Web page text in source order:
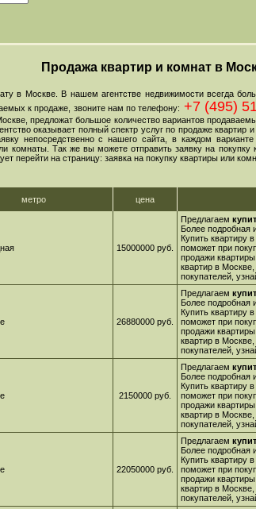
Продажа квартир и комнат в
в Москве. В нашем агентстве недвижимости всегда
к продаже, звоните нам по телефону: +7 (495)
предложат большое количество вариантов
оказывает полный спектр услуг по продаже
непосредственно с нашего сайта, в каждом
комнаты. Так же вы можете отправить заявку на
перейти на страницу: заявка на покупку квартиры или
метро цена
15000000 руб.
Предлагаем
Более подробная
Купить квартиру
поможет при
продажи
квартир в
покупателей,
26880000 руб.
Предлагаем
Более подробная
Купить квартиру
поможет при
продажи
квартир в
покупателей,
2150000 руб.
Предлагаем
Более подробная
Купить квартиру
поможет при
продажи
квартир в
покупателей,
22050000 руб.
Предлагаем
Более подробная
Купить квартиру
поможет при
продажи
квартир в
покупателей,